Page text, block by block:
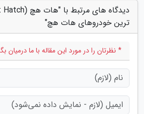
ترین خودروهای هات هچ"
* نظرتان را در مورد این مقاله با ما درمیان